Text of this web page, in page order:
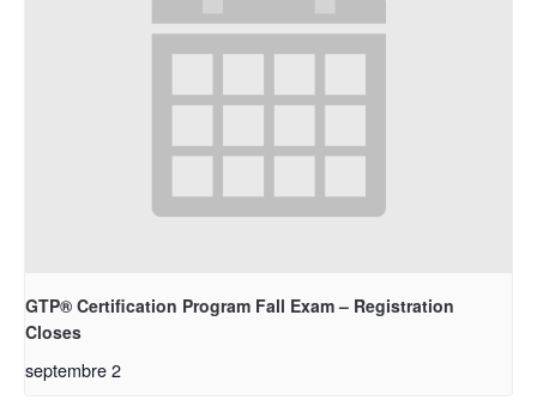
GTP® Certification Program Fall Exam – Registration
Closes
septembre 2